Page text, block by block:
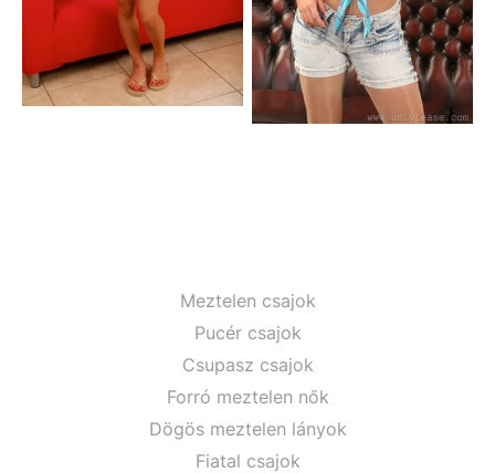
Meztelen csajok
Pucér csajok
Csupasz csajok
Forró meztelen nők
Dögös meztelen lányok
Fiatal csajok